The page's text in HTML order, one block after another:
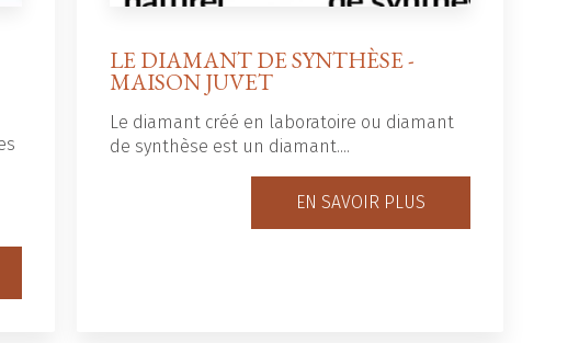
LE DIAMANT DE SYNTHÈSE -
MAISON JUVET
Le diamant créé en laboratoire ou diamant
de synthèse est un diamant....
EN SAVOIR PLUS